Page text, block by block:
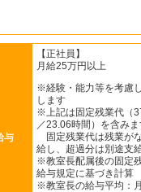
与
【正社員】
月給25万円以上
※経験・能力等を考慮
します
※上記は固定残業代（
／23.06時間）を含みま
固定残業代は残業が
給し、超過分は別途支
※教室長配属後の固定
給与規定に基づき計算
※教室長の給与平均：